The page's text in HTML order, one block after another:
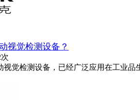
视觉检测设备？
视觉检测设备，已经广泛应用在工业